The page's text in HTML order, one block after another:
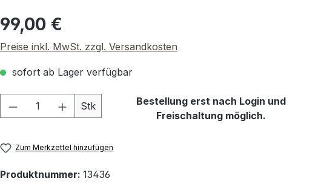
Regulärer Preis:
99,00 €
Preise inkl. MwSt. zzgl. Versandkosten
sofort ab Lager verfügbar
Produkt Anzahl: Gib den gewünschten Wert
Stk
Bestellung erst nach Login und
Freischaltung möglich.
Zum Merkzettel hinzufügen
Produktnummer: 13436